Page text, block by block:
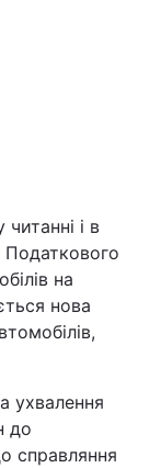
і в
Податкового
на
нова
ухвалення
до
справляння